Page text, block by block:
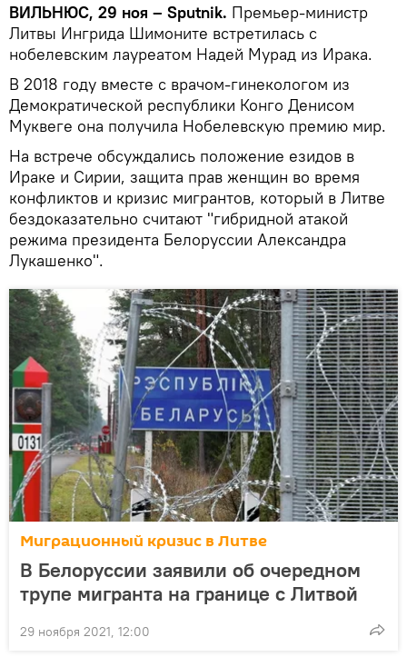
ВИЛЬНЮС, 29 ноя – Sputnik. Премьер-министр
Литвы Ингрида Шимоните встретилась с
нобелевским лауреатом Надей Мурад из Ирака.
В 2018 году вместе с врачом-гинекологом из
Демократической республики Конго Денисом
Муквеге она получила Нобелевскую премию мир.
На встрече обсуждались положение езидов в
Ираке и Сирии, защита прав женщин во время
конфликтов и кризис мигрантов, который в Литве
бездоказательно считают "гибридной атакой
режима президента Белоруссии Александра
Лукашенко".
Миграционный кризис в Литве
В Белоруссии заявили об очередном
трупе мигранта на границе с Литвой
29 ноября 2021, 12:00